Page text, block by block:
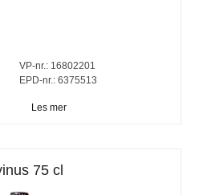
VP-nr.:16802201
EPD-nr.: 6375513
Les mer
75 cl